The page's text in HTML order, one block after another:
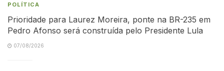
POLÍTICA
Prioridade para Laurez Moreira, ponte na BR-235 em
Pedro Afonso será construída pelo Presidente Lula
07/08/2026